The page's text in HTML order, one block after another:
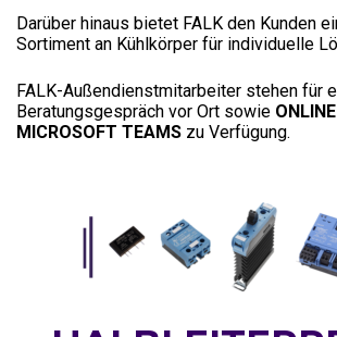
Darüber hinaus bietet FALK den Kunden
Sortiment an Kühlkörper für individuelle
FALK-Außendienstmitarbeiter stehen für
Beratungsgespräch vor Ort sowie
MICROSOFT TEAMS zu Verfügung.